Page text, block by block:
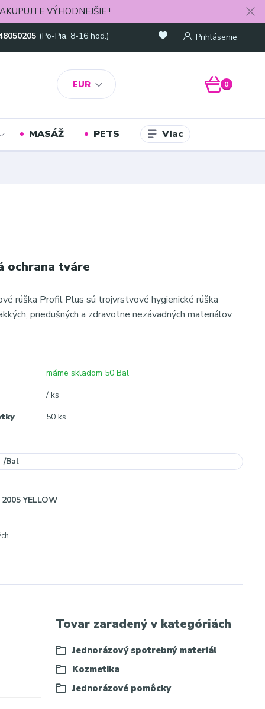
VÝHODNEJŠIE !
EUR
Prihlásenie
(Po-Pia, 8-16 hod.)
0
MASÁŽ PETS Viac
ochrana tváre
rúška Profil Plus sú trojvrstvové hygienické rúška
priedušných a zdravotne nezávadných materiálov.
máme skladom 50 Bal
/ ks
50 ks
/Bal
2005 YELLOW
Tovar zaradený v kategóriách
Jednorázový spotrebný materiál
Kozmetika
Jednorázové pomôcky